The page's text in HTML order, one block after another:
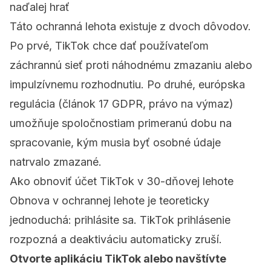
naďalej hrať
Táto ochranná lehota existuje z dvoch dôvodov.
Po prvé, TikTok chce dať používateľom
záchrannú sieť proti náhodnému zmazaniu alebo
impulzívnemu rozhodnutiu. Po druhé, európska
regulácia (článok 17 GDPR, právo na výmaz)
umožňuje spoločnostiam primeranú dobu na
spracovanie, kým musia byť osobné údaje
natrvalo zmazané.
Ako obnoviť účet TikTok v 30-dňovej lehote
Obnova v ochrannej lehote je teoreticky
jednoduchá: prihlásite sa. TikTok prihlásenie
rozpozná a deaktiváciu automaticky zruší.
Otvorte aplikáciu TikTok alebo navštívte